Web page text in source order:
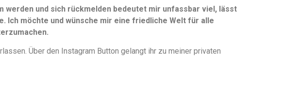
und sich rückmelden bedeutet mir unfassbar viel, lässt
Ich möchte und wünsche mir eine friedliche Welt für alle
Über den Instagram Button gelangt ihr zu meiner privaten